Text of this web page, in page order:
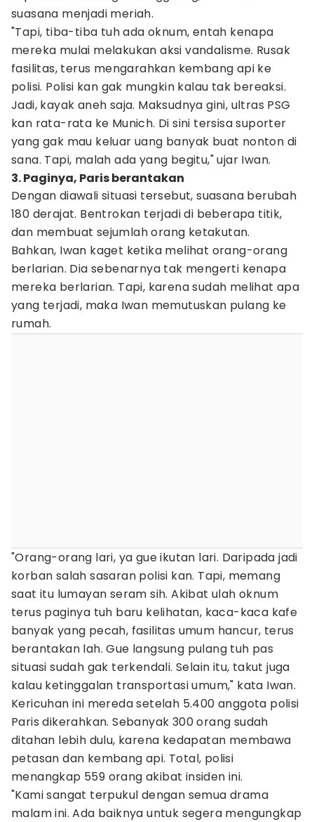
suasana menjadi meriah.
"Tapi, tiba-tiba tuh ada oknum, entah kenapa
mereka mulai melakukan aksi vandalisme. Rusak
fasilitas, terus mengarahkan kembang api ke
polisi. Polisi kan gak mungkin kalau tak bereaksi.
Jadi, kayak aneh saja. Maksudnya gini, ultras PSG
kan rata-rata ke Munich. Di sini tersisa suporter
yang gak mau keluar uang banyak buat nonton di
sana. Tapi, malah ada yang begitu," ujar Iwan.
3. Paginya, Paris berantakan
Dengan diawali situasi tersebut, suasana berubah
180 derajat. Bentrokan terjadi di beberapa titik,
dan membuat sejumlah orang ketakutan.
Bahkan, Iwan kaget ketika melihat orang-orang
berlarian. Dia sebenarnya tak mengerti kenapa
mereka berlarian. Tapi, karena sudah melihat apa
yang terjadi, maka Iwan memutuskan pulang ke
rumah.
"Orang-orang lari, ya gue ikutan lari. Daripada jadi
korban salah sasaran polisi kan. Tapi, memang
saat itu lumayan seram sih. Akibat ulah oknum
terus paginya tuh baru kelihatan, kaca-kaca kafe
banyak yang pecah, fasilitas umum hancur, terus
berantakan lah. Gue langsung pulang tuh pas
situasi sudah gak terkendali. Selain itu, takut juga
kalau ketinggalan transportasi umum," kata Iwan.
Kericuhan ini mereda setelah 5.400 anggota polisi
Paris dikerahkan. Sebanyak 300 orang sudah
ditahan lebih dulu, karena kedapatan membawa
petasan dan kembang api. Total, polisi
menangkap 559 orang akibat insiden ini.
"Kami sangat terpukul dengan semua drama
malam ini. Ada baiknya untuk segera mengungkap